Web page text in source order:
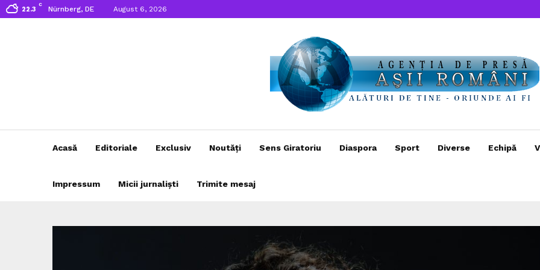
22.3
C
Nürnberg, DE August 6, 2026
Acasă Editoriale Exclusiv Noutăți Sens Giratoriu Diaspora Sport Diverse Echipă
Impressum Micii jurnaliști Trimite mesaj